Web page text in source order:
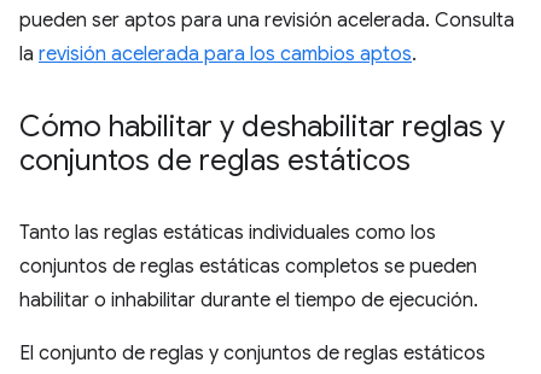
pueden ser aptos para una revisión acelerada. Consulta
la revisión acelerada para los cambios aptos.
Cómo habilitar y deshabilitar reglas y
conjuntos de reglas estáticos
Tanto las reglas estáticas individuales como los
conjuntos de reglas estáticas completos se pueden
habilitar o inhabilitar durante el tiempo de ejecución.
El conjunto de reglas y conjuntos de reglas estáticos